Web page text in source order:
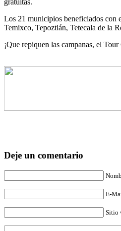
gratuitas.
Los 21 municipios beneficiados con
Temixco, Tepoztlán, Tetecala de la
¡Que repiquen las campanas, el
Deje un comentario
E-
Sitio